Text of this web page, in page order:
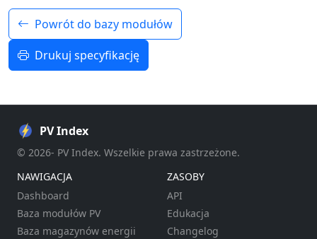
Powrót do bazy modułów
Drukuj specyfikację
PV Index
© 2026- PV Index. Wszelkie prawa zastrzeżone.
NAWIGACJA
Dashboard
Baza modułów PV
Baza magazynów energii
ZASOBY
API
Edukacja
Changelog